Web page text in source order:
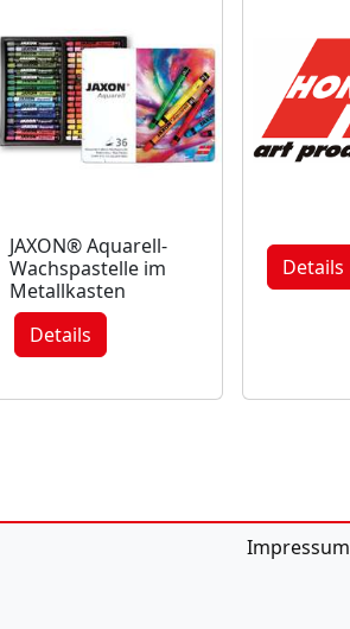
JAXON® Aquarell-
Wachspastelle im
Metallkasten
Details
Details
Impressum